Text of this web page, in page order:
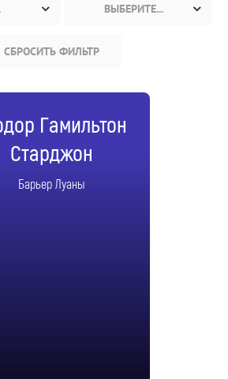
ВЫБЕРИТЕ...
СБРОСИТЬ ФИЛЬТР
Гамильтон
Старджон
Барьер Луаны